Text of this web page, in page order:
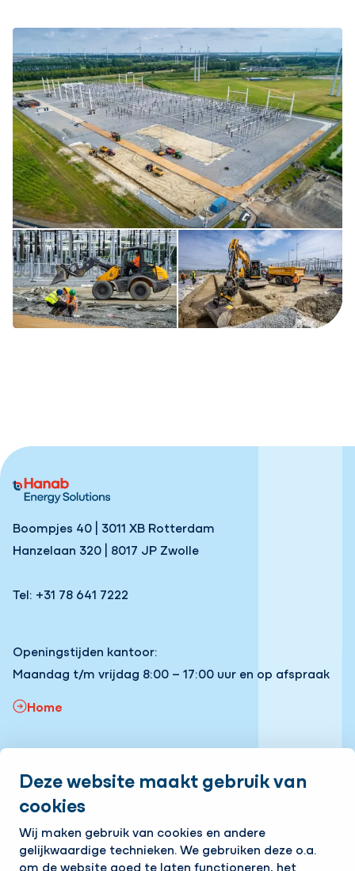
Deze website maakt gebruik van
cookies
Wij maken gebruik van cookies en andere
gelijkwaardige technieken. We gebruiken deze o.a.
om de website goed te laten functioneren, het
Boompjes 40 | 3011 XB Rotterdam
Hanzelaan 320 | 8017 JP Zwolle
Tel: +31 78 641 7222
Openingstijden kantoor:
Maandag t/m vrijdag 8:00 – 17:00 uur en op afspraak
Home
Onze vacatures
Volg ons
LinkedInInstagramFacebookYouTube
Op de hoogte blijven van het laatste nieuws?